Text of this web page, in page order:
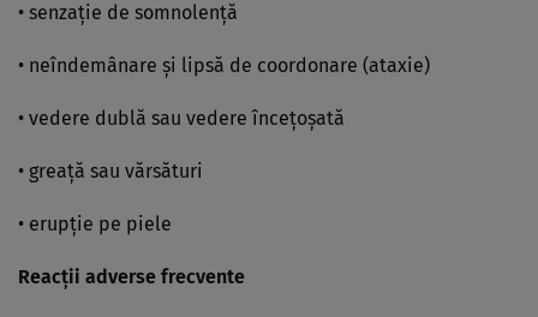
• senzaţie de somnolenţă
• neîndemânare şi lipsă de coordonare (ataxie)
• vedere dublă sau vedere înceţoşată
• greaţă sau vărsături
• erupţie pe piele
Reacţii adverse frecvente